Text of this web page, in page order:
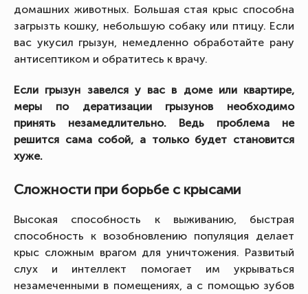
домашних животных. Большая стая крыс способна
загрызть кошку, небольшую собаку или птицу. Если
вас укусил грызун, немедленно обработайте рану
антисептиком и обратитесь к врачу.
Если грызун завелся у вас в доме или квартире,
меры по дератизации грызунов необходимо
принять незамедлительно. Ведь проблема не
решится сама собой, а только будет становится
хуже.
Сложности при борьбе с крысами
Высокая способность к выживанию, быстрая
способность к возобновлению популяция делает
крыс сложным врагом для уничтожения. Развитый
слух и интеллект помогает им укрываться
незамеченными в помещениях, а с помощью зубов